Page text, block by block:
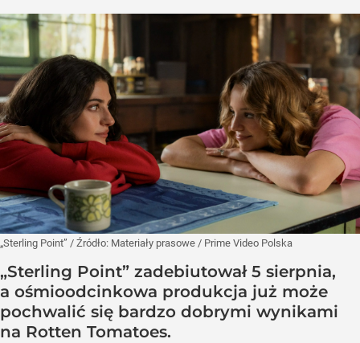
„Sterling Point” / Źródło: Materiały prasowe / Prime Video Polska
„Sterling Point” zadebiutował 5 sierpnia,
a ośmioodcinkowa produkcja już może
pochwalić się bardzo dobrymi wynikami
na Rotten Tomatoes.